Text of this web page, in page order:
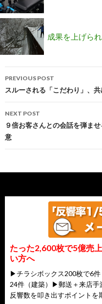
成果を上げら
Post
navigation
PREVIOUS POST
スルーされる「こだわり」、
NEXT POST
９倍お客さんとの会話を弾ま
意
たった2,600枚で5億売
い方へ
▶チラシボックス200枚で6
24件（建築）▶郵送＋来店手
反響数を叩き出すポイントを